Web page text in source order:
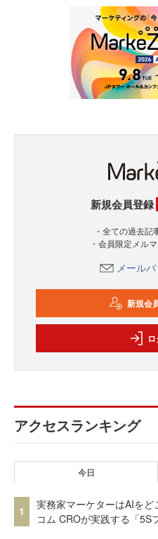
新規会員登録
・全ての過去
・会員限定メル
メール
新規会
アクセスランキング
今日
1
実務家マーケターはAIをど
コム CROが実践する「5S